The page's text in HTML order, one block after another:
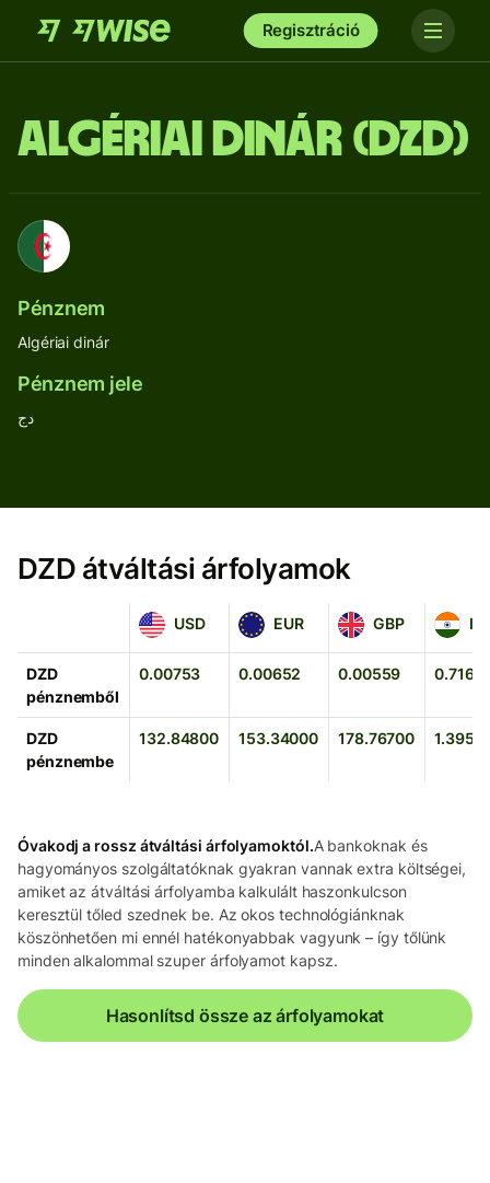
Regisztráció
Algériai dinár (DZD)
Pénznem
Algériai dinár
Pénznem jele
دج
DZD átváltási árfolyamok
USD
USD EUR
EUR GBP
GBP INR
DZD
pénznemből
0.00753 0.00652 0.00559
DZD
pénznembe
132.84800 153.34000 178.76700
Óvakodj a rossz átváltási árfolyamoktól.A bankoknak és
hagyományos szolgáltatóknak gyakran vannak extra költségei,
amiket az átváltási árfolyamba kalkulált haszonkulcson
keresztül tőled szednek be. Az okos technológiánknak
köszönhetően mi ennél hatékonyabbak vagyunk – így tőlünk
minden alkalommal szuper árfolyamot kapsz.
Hasonlítsd össze az árfolyamokat